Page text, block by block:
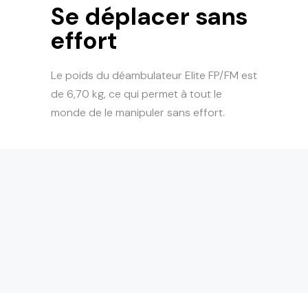
Se déplacer sans
effort
Le poids du déambulateur Elite FP/FM est
de 6,70 kg, ce qui permet à tout le
monde de le manipuler sans effort.